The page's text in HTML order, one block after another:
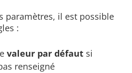
paramètres, il est possible
:
valeur par défaut si
renseigné